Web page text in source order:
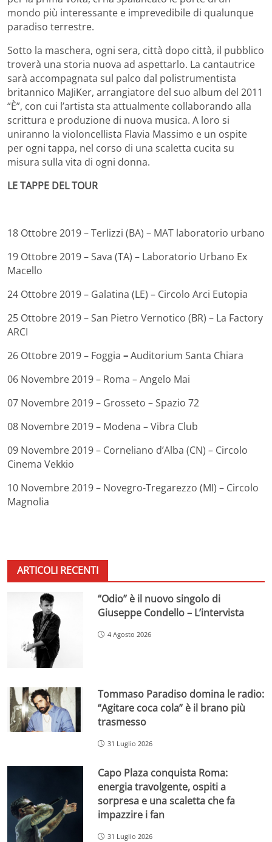
mondo più interessante e imprevedibile di qualunque
paradiso terrestre.
Sotto la maschera, ogni sera, città dopo città, il pubblico
troverà una storia nuova ad aspettarlo. La cantautrice
sarà accompagnata sul palco dal polistrumentista
britannico MaJiKer, arrangiatore del suo album del 2011
“È”, con cui l’artista sta attualmente collaborando alla
scrittura e produzione di nuova musica. A loro si
uniranno la violoncellista Flavia Massimo e un ospite
per ogni tappa, nel corso di una scaletta cucita su
misura sulla vita di ogni donna.
LE TAPPE DEL TOUR
18 Ottobre 2019 – Terlizzi (BA) – MAT laboratorio urbano
19 Ottobre 2019 – Sava (TA) – Laboratorio Urbano Ex
Macello
24 Ottobre 2019 – Galatina (LE) – Circolo Arci Eutopia
25 Ottobre 2019 – San Pietro Vernotico (BR) – La Factory
ARCI
26 Ottobre 2019 – Foggia –Auditorium Santa Chiara
06 Novembre 2019 – Roma – Angelo Mai
07 Novembre 2019 – Grosseto – Spazio 72
08 Novembre 2019 – Modena – Vibra Club
09 Novembre 2019 – Corneliano d’Alba (CN) – Circolo
Cinema Vekkio
10 Novembre 2019 – Novegro-Tregarezzo (MI) – Circolo
Magnolia
ARTICOLI RECENTI
“Odio” è il nuovo singolo di
Giuseppe Condello – L’intervista
4 Agosto 2026
Tommaso Paradiso domina le radio:
“Agitare coca cola” è il brano più
trasmesso
31 Luglio 2026
Capo Plaza conquista Roma:
energia travolgente, ospiti a
sorpresa e una scaletta che fa
impazzire i fan
31 Luglio 2026